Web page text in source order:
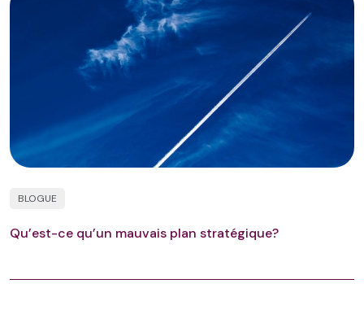
BLOGUE
Qu’est-ce qu’un mauvais plan stratégique?